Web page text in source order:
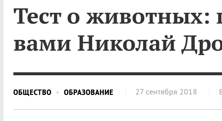
Тест о животных:
вами Николай
ОБЩЕСТВО ОБРАЗОВАНИЕ 27 сентября 2018